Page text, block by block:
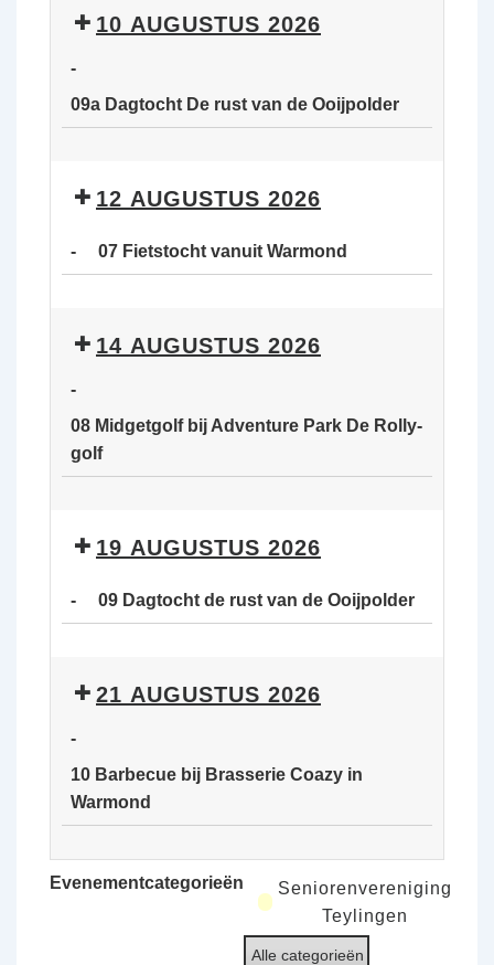
Rondrit
Vaartocht
10 AUGUSTUS 2026
-
09a Dagtocht De rust van de Ooijpolder
De
van
12 AUGUSTUS 2026
- 07 Fietstocht vanuit Warmond
vanuit
14 AUGUSTUS 2026
-
08 Midgetgolf bij Adventure Park De Rolly-
golf
bij
Park
golf
19 AUGUSTUS 2026
- 09 Dagtocht de rust van de Ooijpolder
de
de
Ooijpolder
21 AUGUSTUS 2026
-
10 Barbecue bij Brasserie Coazy in
Warmond
Barbecue
Evenementcategorieën
Seniorenvereniging
Teylingen
Alle categorieën